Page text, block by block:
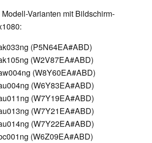
Varianten mit Bildschirm-
(P5N64EA#ABD)
(W2V87EA#ABD)
(W8Y60EA#ABD)
(W6Y83EA#ABD)
(W7Y19EA#ABD)
(W7Y21EA#ABD)
(W7Y22EA#ABD)
(W6Z09EA#ABD)